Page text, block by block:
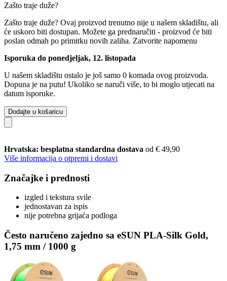
Zašto traje duže?
Zašto traje duže? Ovaj proizvod trenutno nije u našem skladištu, ali
će uskoro biti dostupan. Možete ga prednaručiti - proizvod će biti
poslan odmah po primitku novih zaliha. Zatvorite napomenu
Isporuka do ponedjeljak, 12. listopada
U našem skladištu ostalo je još samo 0 komada ovog proizvoda.
Dopuna je na putu! Ukoliko se naruči više, to bi moglo utjecati na
datum isporuke.
Dodajte u košaricu
Hrvatska: besplatna standardna dostava od € 49,90
Više informacija o otpremi i dostavi
Značajke i prednosti
izgled i tekstura svile
jednostavan za ispis
nije potrebna grijaća podloga
Često naručeno zajedno sa eSUN PLA-Silk Gold,
1,75 mm / 1000 g